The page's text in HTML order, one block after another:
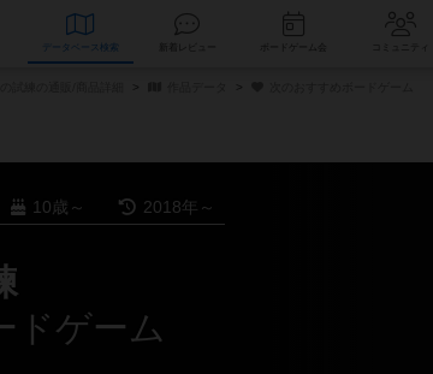
データベース
10歳～ 2018年～
ドゲーム